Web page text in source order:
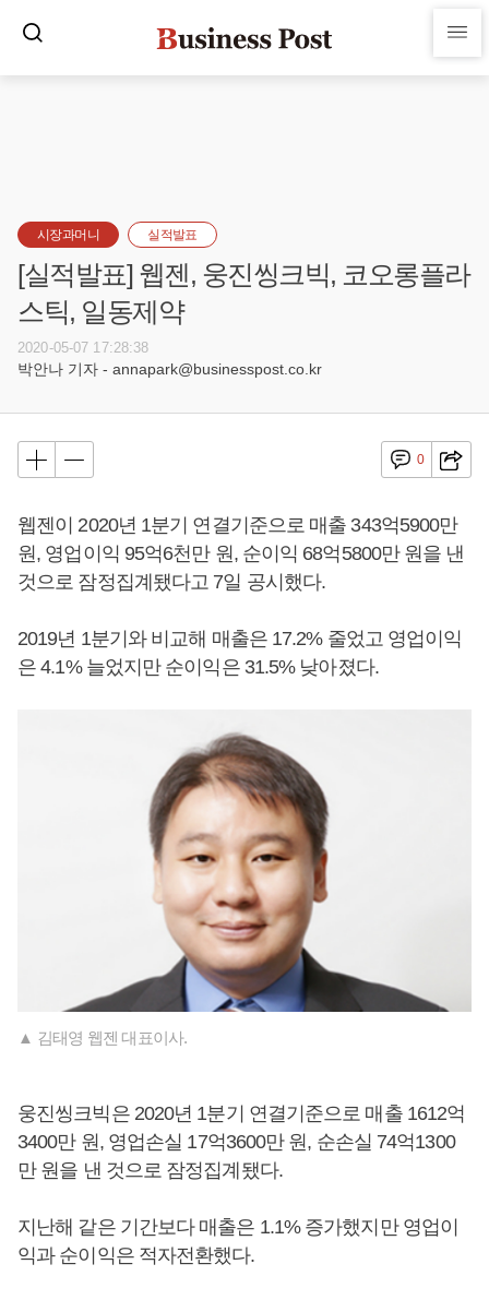
시장과머니 실적발표
[실적발표] 웹젠, 웅진씽크빅, 코오롱플라
스틱, 일동제약
2020-05-07 17:28:38
박안나 기자 - annapark@businesspost.co.kr
0
웹젠이 2020년 1분기 연결기준으로 매출 343억5900만
원, 영업이익 95억6천만 원, 순이익 68억5800만 원을 낸
것으로 잠정집계됐다고 7일 공시했다.
2019년 1분기와 비교해 매출은 17.2% 줄었고 영업이익
은 4.1% 늘었지만 순이익은 31.5% 낮아졌다.
▲ 김태영 웹젠 대표이사.
웅진씽크빅은 2020년 1분기 연결기준으로 매출 1612억
3400만 원, 영업손실 17억3600만 원, 순손실 74억1300
만 원을 낸 것으로 잠정집계됐다.
지난해 같은 기간보다 매출은 1.1% 증가했지만 영업이
익과 순이익은 적자전환했다.